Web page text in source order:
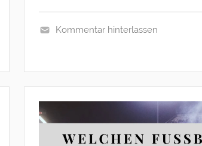
u
t
Kommentar hinterlassen